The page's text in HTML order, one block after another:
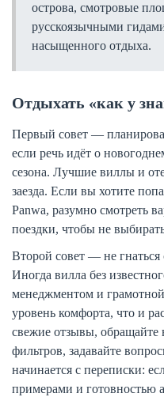
острова, смотровые
русскоязычными
насыщенного отдыха.
Отдыхать «как у
Первый совет —
если речь идёт о
сезона. Лучшие виллы и
заезда. Если вы хотите
Panwa, разумно смотреть
поездки, чтобы не
Второй совет — не
Иногда вилла без
менеджментом и
уровень комфорта, что и
свежие отзывы, обращайте
фильтров, задавайте
начинается с переписки:
примерами и готовностью